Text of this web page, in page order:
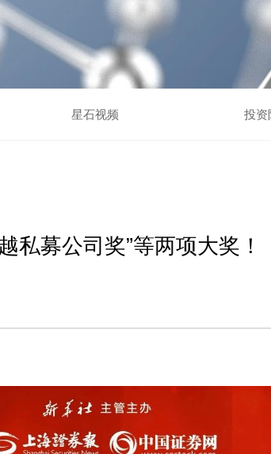
星石视频 投资
私募公司奖”等两项大奖！